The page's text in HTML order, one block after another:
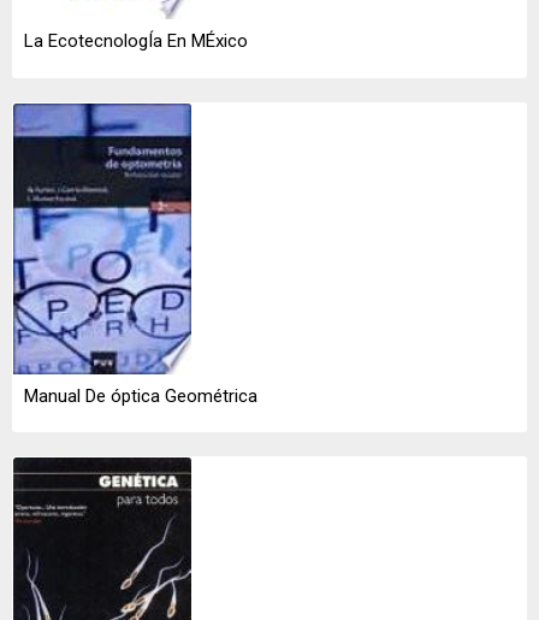
La EcotecnologÍa En MÉxico
Manual De óptica Geométrica